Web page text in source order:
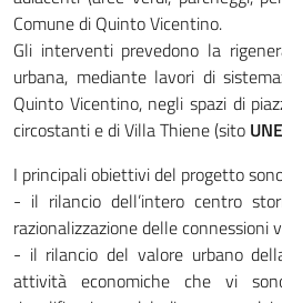
Comune di Quinto Vicentino.
Gli interventi prevedono la
urbana, mediante lavori di
Quinto Vicentino, negli spazi di
circostanti e di Villa Thiene (sito
I principali obiettivi del progetto
- il rilancio dell’intero centro
razionalizzazione delle connessioni
- il rilancio del valore urbano
attività economiche che vi